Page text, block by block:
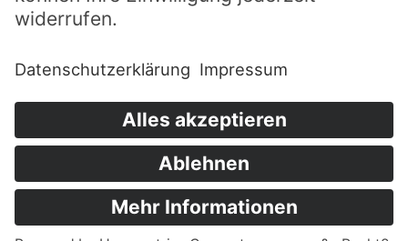
Erlebe das christliche Festival vom 29. März
Teilnehmern.
Anmelden
Datenschutz